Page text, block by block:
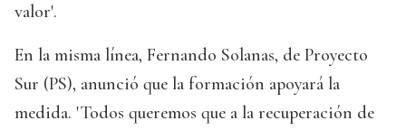
valor'.
En la misma línea, Fernando Solanas, de Proyecto
Sur (PS), anunció que la formación apoyará la
medida. 'Todos queremos que a la recuperación de